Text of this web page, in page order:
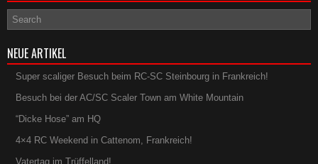
NEUE ARTIKEL
Super scaliger Besuch beim RC-SC Steinbourg in Frankreich!
Besuch bei der AC/SC Scaler Town am White Mountain
“Dicke Hose” am HQ
4×4 RC Weekend in Cattenom, Frankreich!
Vatertag im Trüffelland!